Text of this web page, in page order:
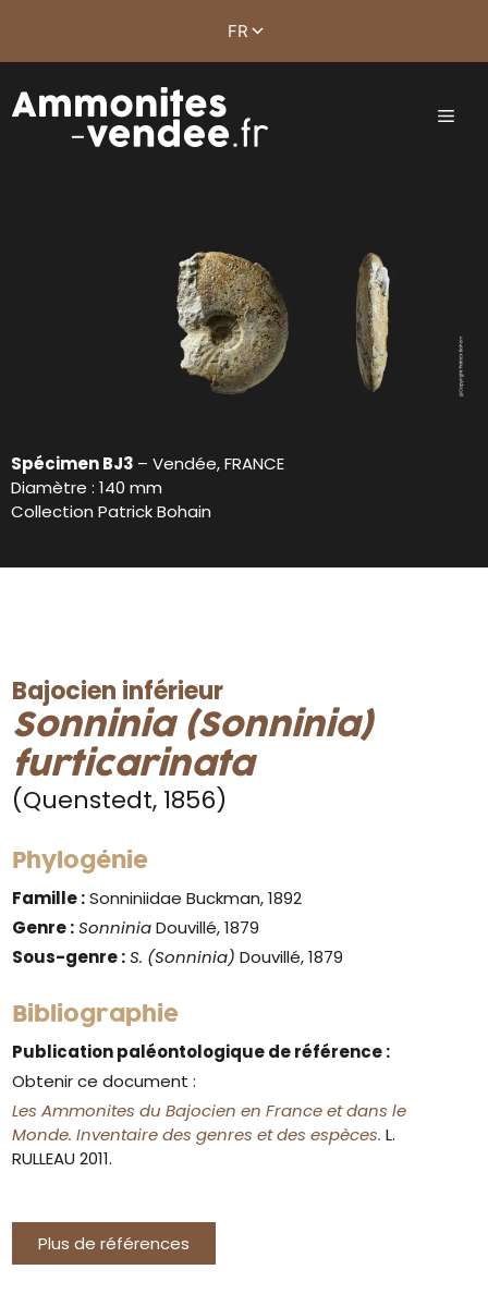
Spécimen BJ3 – Vendée, FRANCE
Diamètre : 140 mm
Collection Patrick Bohain
Bajocien inférieur
Sonninia (Sonninia)
furticarinata
(Quenstedt, 1856)
Phylogénie
Famille :Sonniniidae Buckman, 1892
Genre : SonniniaDouvillé, 1879
Sous-genre : S. (Sonninia) Douvillé, 1879
Bibliographie
Publication paléontologique de référence :
Obtenir ce document :
Les Ammonites du Bajocien en France et dans le
Monde. Inventaire des genres et des espèces. L.
RULLEAU 2011.
Plus de références